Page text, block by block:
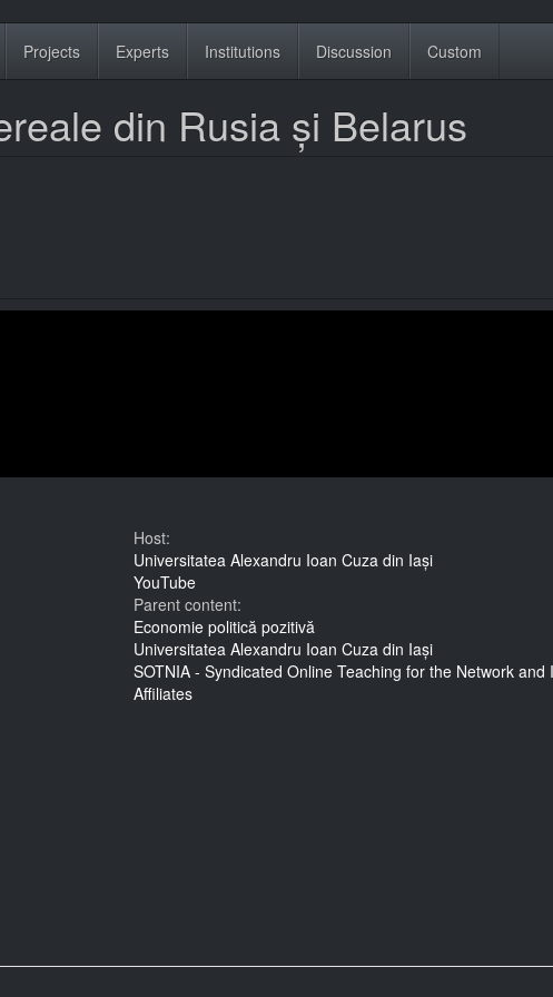
Projects Experts Institutions Discussion Custom
din Rusia și Belarus
Host:
Universitatea Alexandru Ioan Cuza din Iași
YouTube
Parent content:
Economie politică pozitivă
Universitatea Alexandru Ioan Cuza din Iași
SOTNIA - Syndicated Online Teaching for the Network and
Affiliates